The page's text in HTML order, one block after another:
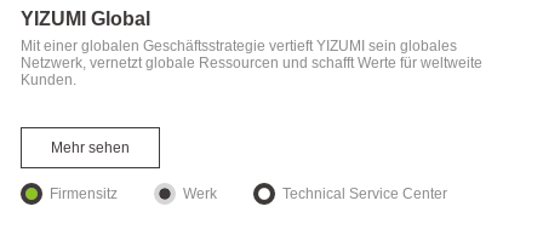
YIZUMI Global
Mit einer globalen Geschäftsstrategie vertieft YIZUMI sein globales
Netzwerk, vernetzt globale Ressourcen und schafft Werte für weltweite
Kunden.
Mehr sehen
Firmensitz Werk Technical Service Center